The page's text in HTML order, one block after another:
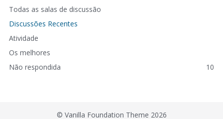
Todas as salas de discussão
Discussões Recentes
Atividade
Os melhores
Não respondida
10